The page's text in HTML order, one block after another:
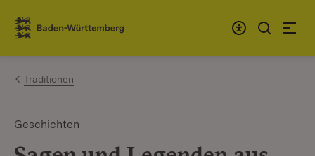
Zum Inhalt springen
Link zur Startseite
Traditionen
Geschichten